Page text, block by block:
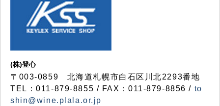
(株)登心
〒003-0859 北海道札幌市白石区川北2293番地
TEL：011-879-8855 / FAX：011-879-8856 / to
shin@wine.plala.or.jp